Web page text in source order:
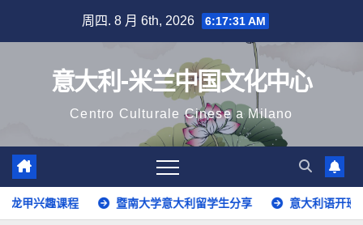
周四. 8 月 6th, 2026 6:17:33 AM
意大利-米兰中国文化中心
Centro Culturale Cinese a Milano
大学意大利留学生分享 意大利语开班啦！ 华人学子